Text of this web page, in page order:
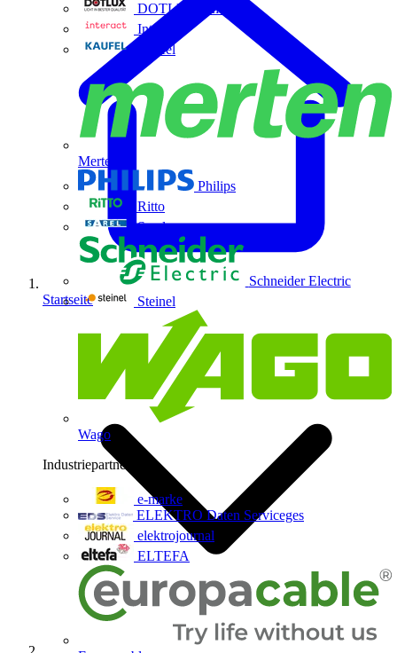
DOTLUX GmbH
Interact
Kaufel
Merten
Philips
Ritto
Sarel
Schneider Electric
Steinel
Wago
Industriepartner
e-marke
ELEKTRO Daten Serviceges
elektrojournal
ELTEFA
Startseite